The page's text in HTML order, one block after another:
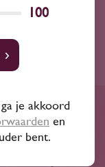
een
100
je akkoord
en
bent.